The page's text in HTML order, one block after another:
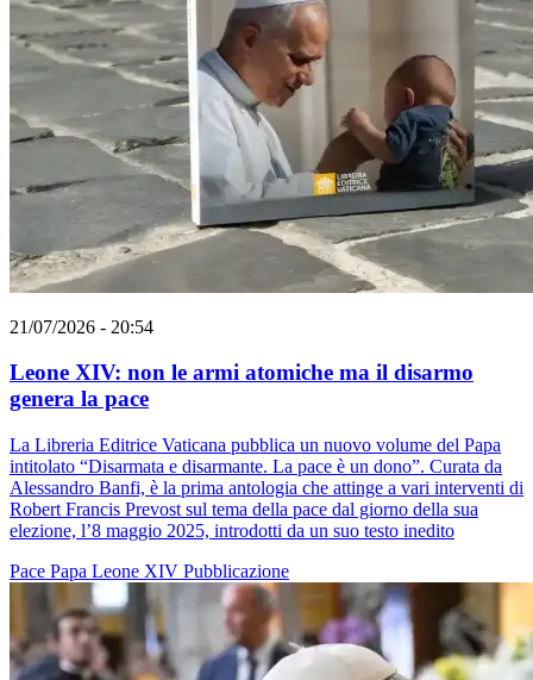
21/07/2026 - 20:54
Leone XIV: non le armi atomiche ma il disarmo
genera la pace
La Libreria Editrice Vaticana pubblica un nuovo volume del Papa
intitolato “Disarmata e disarmante. La pace è un dono”. Curata da
Alessandro Banfi, è la prima antologia che attinge a vari interventi di
Robert Francis Prevost sul tema della pace dal giorno della sua
elezione, l’8 maggio 2025, introdotti da un suo testo inedito
Pace Papa Leone XIV Pubblicazione